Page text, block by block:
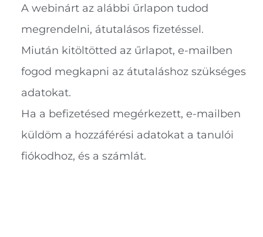
A webinárt az alábbi űrlapon tudod
megrendelni, átutalásos fizetéssel.
Miután kitöltötted az űrlapot, e-mailben
fogod megkapni az átutaláshoz szükséges
adatokat.
Ha a befizetésed megérkezett, e-mailben
küldöm a hozzáférési adatokat a tanulói
fiókodhoz, és a számlát.